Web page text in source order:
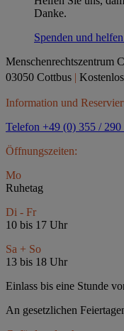
Danke.
Spenden und
Menschenrechtszentrum
03050 Cottbus |
Information und
Telefon +49 (0) 355 / 290
Öffnungszeiten:
Mo
Ruhetag
Di - Fr
10 bis 17 Uhr
Sa + So
13 bis 18 Uhr
Einlass bis eine Stunde
An gesetzlichen